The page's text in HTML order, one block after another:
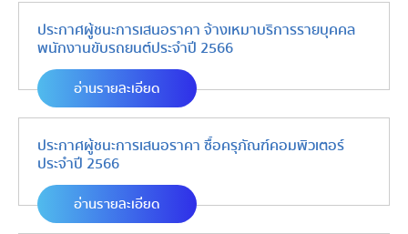
ประกาศผู้ชนะการเสนอราคา จ้างเหมาบริการรายบุคคล
พนักงานขับรถยนต์ประจำปี 2566
อ่านรายละเอียด
ประกาศผู้ชนะการเสนอราคา ซื้อครุภัณฑ์คอมพิวเตอร์
ประจำปี 2566
อ่านรายละเอียด